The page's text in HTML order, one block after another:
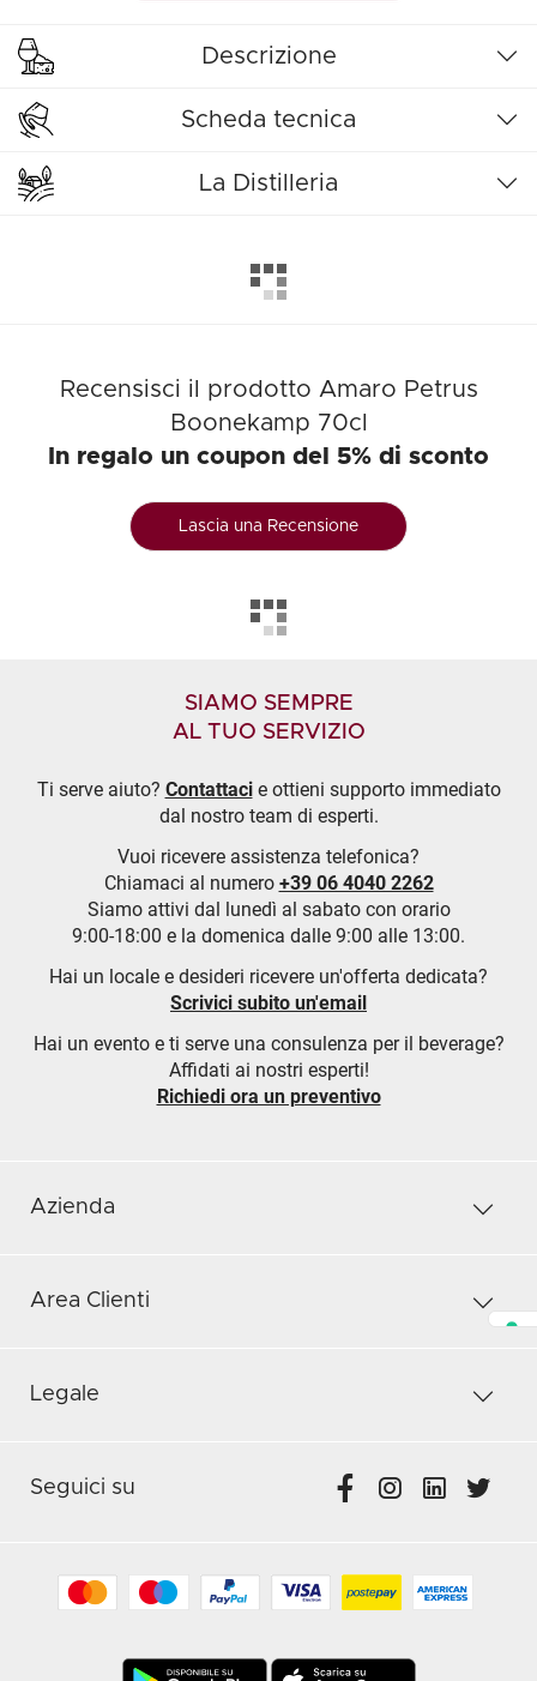
Descrizione
Scheda tecnica
La Distilleria
Recensisci il prodotto Amaro Petrus
Boonekamp 70cl
In regalo un coupon del 5% di sconto
Lascia una Recensione
SIAMO SEMPRE
AL TUO SERVIZIO
Ti serve aiuto? Contattacie ottieni supporto immediato
dal nostro team di esperti.
Vuoi ricevere assistenza telefonica?
Chiamaci al numero +39 06 4040 2262
Siamo attivi dal lunedì al sabato con orario
9:00-18:00 e la domenica dalle 9:00 alle 13:00.
Hai un locale e desideri ricevere un'offerta dedicata?
Scrivici subito un'email
Hai un evento e ti serve una consulenza per il beverage?
Affidati ai nostri esperti!
Richiedi ora un preventivo
Azienda
Area Clienti
Legale
Seguici su